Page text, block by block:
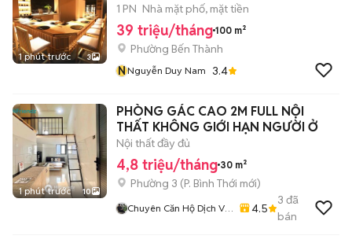
1 phút trước 3
1 PN Nhà mặt phố, mặt tiền
39 triệu/tháng 100 m²
Phường Bến Thành
NNguyễn Duy Nam 3.4
1 phút trước 10
PHÒNG GÁC CAO 2M FULL NỘI
THẤT KHÔNG GIỚI HẠN NGƯỜI Ở
Nội thất đầy đủ
4,8 triệu/tháng 30 m²
Phường 3 (P. Bình Thới mới)
Chuyên Căn Hộ Dịch Vụ
4.5
3 đã
bán